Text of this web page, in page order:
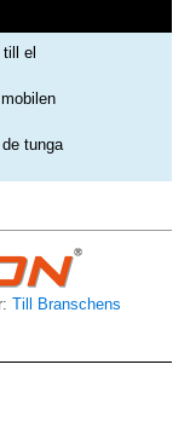
el
tunga
Till Branschens